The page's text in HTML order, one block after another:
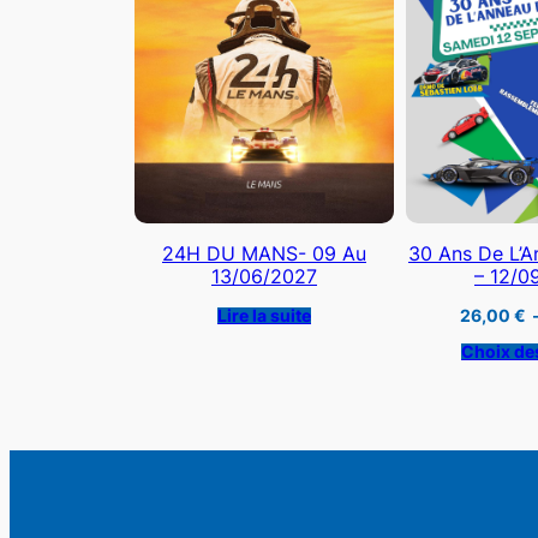
24H DU MANS- 09 Au
13/06/2027
Lire la suite
30 Ans De
– 12/
26,00 €
Choix